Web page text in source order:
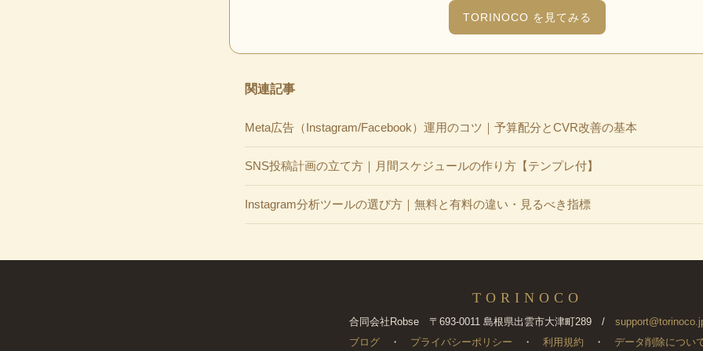
TORINOCO を見てみる
関連記事
Meta広告（Instagram/Facebook）運用のコツ｜予算配分とCVR改善の基本
SNS投稿計画の立て方｜月間スケジュールの作り方【テンプレ付】
Instagram分析ツールの選び方｜無料と有料の違い・見るべき指標
TORINOCO
合同会社Robse 〒693-0011 島根県出雲市大津町289 /
ブログ・ プライバシーポリシー ・ 利用規約 ・ データ削除につい